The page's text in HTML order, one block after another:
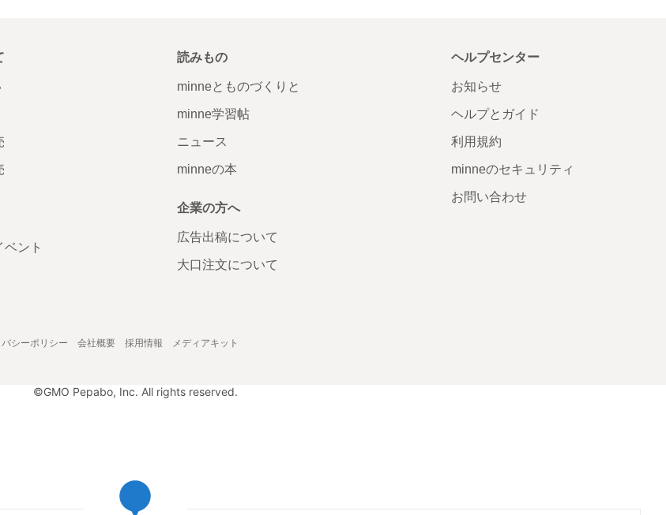
ント
読みもの
minneとものづくりと
minne学習帖
ニュース
minneの本
企業の方へ
広告出稿について
大口注文について
ヘルプセンター
お知らせ
ヘルプとガイド
利用規約
minneのセキュリティ
お問い合わせ
シーポリシー 会社概要 採用情報 メディアキット
©GMO Pepabo, Inc. All rights reserved.